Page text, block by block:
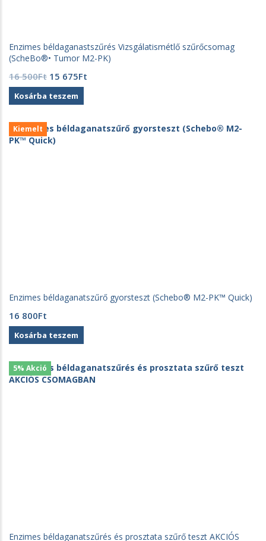
Enzimes béldaganastszűrés Vizsgálatismétlő szűrőcsomag
(ScheBo®• Tumor M2-PK)
16 500Ft Original
price
was:
500Ft.
15 675Ft
675Ft.
Kosárba teszem
Kiemelt
Enzimes béldaganatszűrő gyorsteszt (Schebo® M2-PK™ Quick)
16 800Ft
Kosárba teszem
5% Akció
Enzimes béldaganatszűrés és prosztata szűrő teszt AKCIÓS